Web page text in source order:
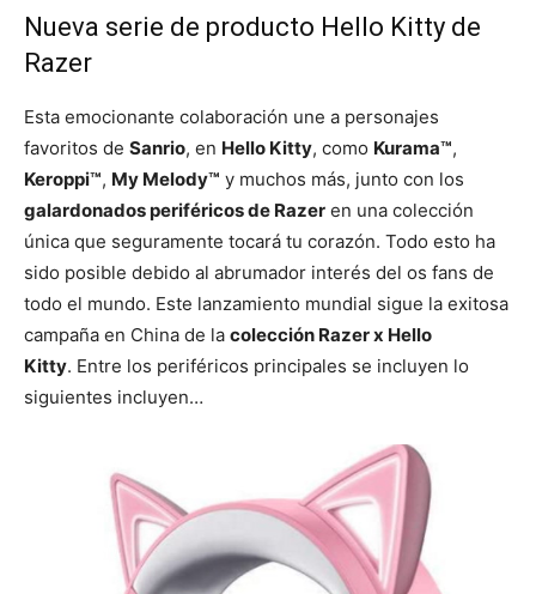
Nueva serie de producto Hello Kitty de
Razer
Esta emocionante colaboración une a personajes
favoritos de Sanrio, en Hello Kitty, como Kurama™,
Keroppi™, My Melody™ y muchos más, junto con los
galardonados periféricos de Razer en una colección
única que seguramente tocará tu corazón. Todo esto ha
sido posible debido al abrumador interés del os fans de
todo el mundo. Este lanzamiento mundial sigue la exitosa
campaña en China de la colección Razer x Hello
Kitty. Entre los periféricos principales se incluyen lo
siguientes incluyen…